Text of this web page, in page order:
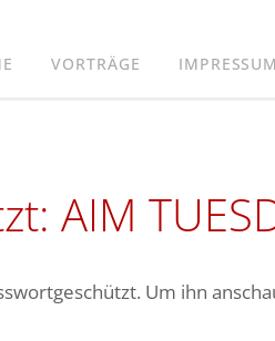
VORTRÄGE IMPRESSUM
AIM
Um ihn